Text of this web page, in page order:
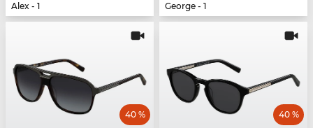
Alex - 1
George - 1
40 % 40 %